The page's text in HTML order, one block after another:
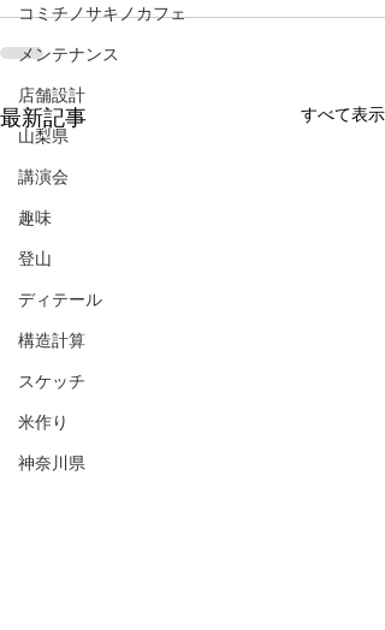
コミチノサキノカフェ
メンテナンス
店舗設計
山梨県
講演会
趣味
登山
ディテール
構造計算
スケッチ
米作り
神奈川県
最新記事 すべて表示